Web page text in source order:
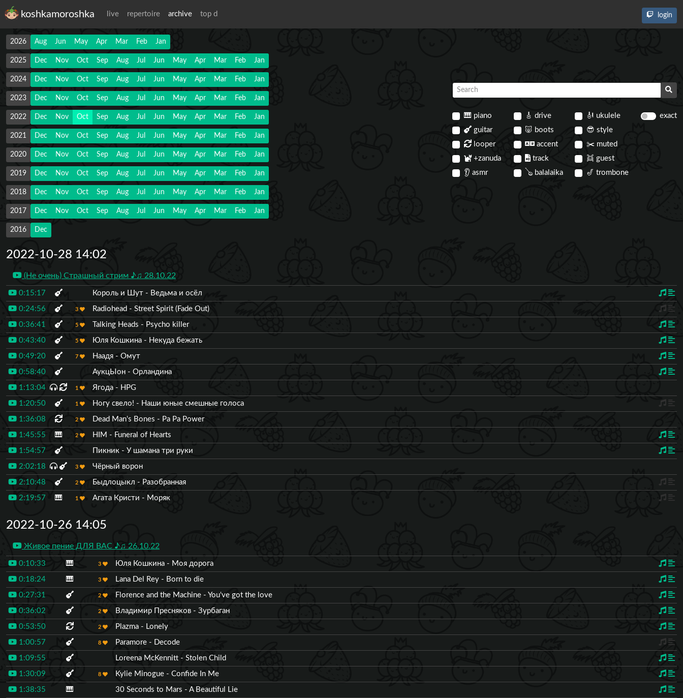
koshkamoroshka live repertoire archive top d login
2026 Aug Jun May Apr Mar Feb Jan
2025 Dec Nov Oct Sep Aug Jul Jun May Apr Mar Feb Jan
2024 Dec Nov Oct Sep Aug Jul Jun May Apr Mar Feb Jan
2023 Dec Nov Oct Sep Aug Jul Jun May Apr Mar Feb Jan
2022 Dec Nov Oct Sep Aug Jul Jun May Apr Mar Feb Jan
2021 Dec Nov Oct Sep Aug Jul Jun May Apr Mar Feb Jan
2020 Dec Nov Oct Sep Aug Jul Jun May Apr Mar Feb Jan
2019 Dec Nov Oct Sep Aug Jul Jun May Apr Mar Feb Jan
2018 Dec Nov Oct Sep Aug Jul Jun May Apr Mar Feb Jan
2017 Dec Nov Oct Sep Aug Jul Jun May Apr Mar Feb Jan
2016 Dec
🎹 piano
guitar
looper
+zanuda
👂 asmr
🎸 drive
🐷 boots
accent
track
🪕 balalaika
🎻 ukulele
😎 style
✂️muted
👯 guest
🎷 trombone
exact
2022-10-28 14:02
(Не очень) Страшный стрим ♪♫ 28.10.22
0:15:17 Король и Шут - Ведьма и осёл
0:24:56 3 Radiohead - Street Spirit (Fade Out)
0:36:41 5 Talking Heads - Psycho killer
0:43:40 5 Юля Кошкина - Некуда бежать
0:49:20 7 Наадя - Омут
0:58:40 АукцЫон - Орландина
1:13:04 1 Ягода - HPG
1:20:50 1 Ногу свело! - Наши юные смешные голоса
1:36:08 2 Dead Man's Bones - Pa Pa Power
1:45:55 🎹 2 HIM - Funeral of Hearts
1:54:57 Пикник - У шамана три руки
2:02:18 3 Чёрный ворон
2:10:48 2 Быдлоцыкл - Разобранная
2:19:57 🎹 1 Агата Кристи - Моряк
2022-10-26 14:05
Живое пение ДЛЯ ВАС ♪♫ 26.10.22
0:10:33 🎹 3 Юля Кошкина - Моя дорога
0:18:24 🎹 3 Lana Del Rey - Born to die
0:27:31 2 Florence and the Machine - You've got the love
0:36:02 2 Владимир Пресняков - Зурбаган
0:53:50 2 Plazma - Lonely
1:00:57 8 Paramore - Decode
1:09:55 Loreena McKennitt - Stolen Child
1:30:09 8 Kylie Minogue - Confide In Me
1:38:35 🎹 30 Seconds to Mars - A Beautiful Lie